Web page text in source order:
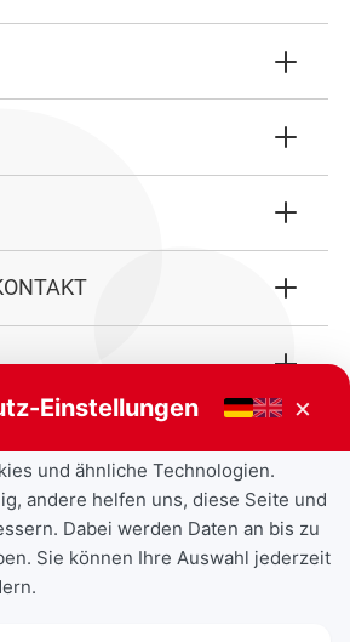
Einstellungen ×
und ähnliche Technologien.
andere helfen uns, diese Seite und
Dabei werden Daten an bis zu
Sie können Ihre Auswahl jederzeit